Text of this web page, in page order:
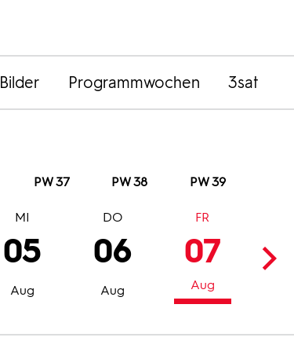
Bilder Programmwochen 3sat
PW 37 PW 38 PW 39
05
Aug
MI
06
Aug
DO
07
Aug
FR
08